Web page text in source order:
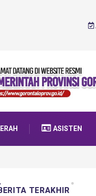
ASISTEN
TERAKHIR